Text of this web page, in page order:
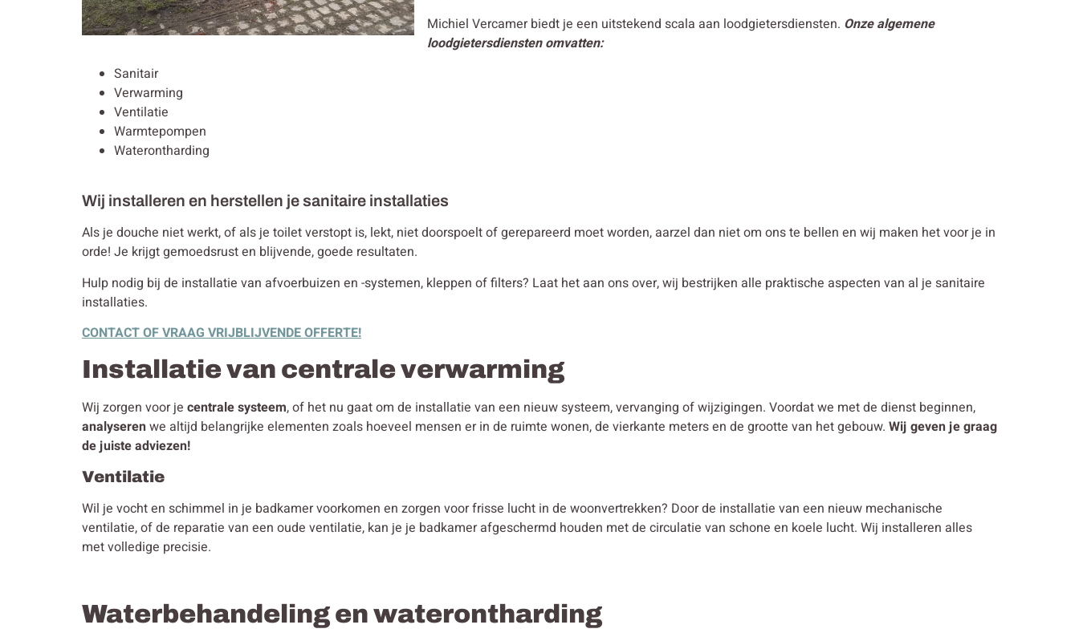
Michiel Vercamer biedt je een uitstekend scala aan loodgietersdiensten. Onze algemene
loodgietersdiensten omvatten:
Sanitair
Verwarming
Ventilatie
Warmtepompen
Waterontharding
Wij installeren en herstellen je sanitaire installaties
Als je douche niet werkt, of als je toilet verstopt is, lekt, niet doorspoelt of gerepareerd moet worden, aarzel dan niet om ons te bellen en wij maken het voor je in
orde! Je krijgt gemoedsrust en blijvende, goede resultaten.
Hulp nodig bij de installatie van afvoerbuizen en -systemen, kleppen of filters? Laat het aan ons over, wij bestrijken alle praktische aspecten van al je sanitaire
installaties.
CONTACT OF VRAAG VRIJBLIJVENDE OFFERTE!
Installatie van centrale verwarming
Wij zorgen voor je centrale systeem, of het nu gaat om de installatie van een nieuw systeem, vervanging of wijzigingen. Voordat we met de dienst beginnen,
analyserenwe altijd belangrijke elementen zoals hoeveel mensen er in de ruimte wonen, de vierkante meters en de grootte van het gebouw. Wij geven je graag
de juiste adviezen!
Ventilatie
Wil je vocht en schimmel in je badkamer voorkomen en zorgen voor frisse lucht in de woonvertrekken? Door de installatie van een nieuw mechanische
ventilatie, of de reparatie van een oude ventilatie, kan je je badkamer afgeschermd houden met de circulatie van schone en koele lucht. Wij installeren alles
met volledige precisie.
Waterbehandeling en waterontharding